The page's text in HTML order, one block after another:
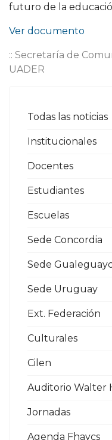
futuro de la
Ver documento
:: Secretaría de
UADER
Todas las noticias
Institucionales
Docentes
Estudiantes
Escuelas
Sede Concordia
Sede
Sede Uruguay
Ext. Federación
Culturales
Cilen
Auditorio Walter
Jornadas
Agenda Fhaycs